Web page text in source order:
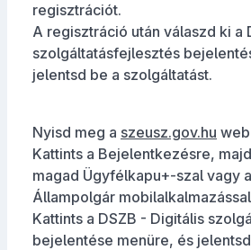
regisztrációt.
A regisztráció után válaszd ki a
szolgáltatásfejlesztés
jelentsd be a szolgáltatást.
Nyisd meg a szeusz.gov.hu
Kattints a Bejelentkezésre,
magad Ügyfélkapu+-szal vagy
Állampolgár
Kattints a DSZB - Digitális
bejelentése menüre, és